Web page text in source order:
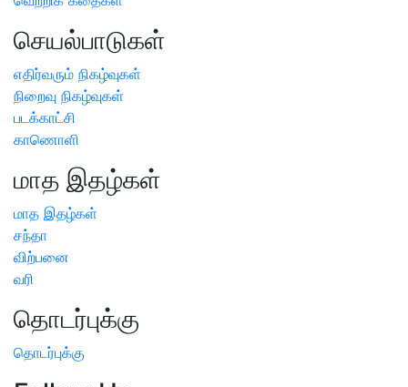
செயல்பாடுகள்
எதிர்வரும் நிகழ்வுகள்
நிறைவு நிகழ்வுகள்
படக்காட்சி
காணொளி
மாத இதழ்கள்
மாத இதழ்கள்
சந்தா
விற்பனை
வரி
தொடர்புக்கு
தொடர்புக்கு